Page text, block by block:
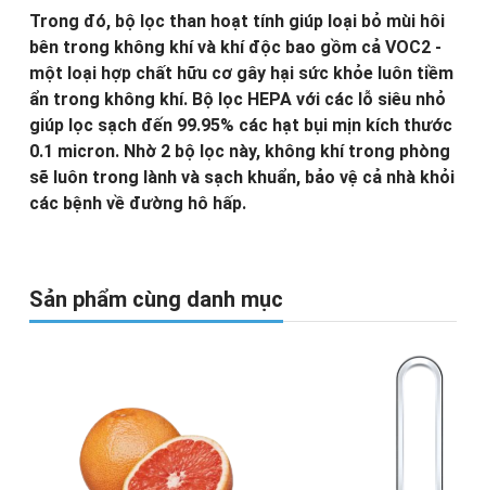
Trong đó, bộ lọc than hoạt tính giúp loại bỏ mùi hôi
bên trong không khí và khí độc bao gồm cả VOC2 -
một loại hợp chất hữu cơ gây hại sức khỏe luôn tiềm
ẩn trong không khí. Bộ lọc HEPA với các lỗ siêu nhỏ
giúp lọc sạch đến 99.95% các hạt bụi mịn kích thước
0.1 micron. Nhờ 2 bộ lọc này, không khí trong phòng
sẽ luôn trong lành và sạch khuẩn, bảo vệ cả nhà khỏi
các bệnh về đường hô hấp.
Sản phẩm cùng danh mục